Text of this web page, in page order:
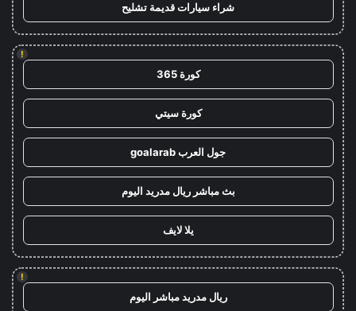
شراء سيارات قديمة تشليح
!
كورة 365
كورة سيتي
جول العرب goalarab
بث مباشر ريال مدريد اليوم
يلا لايف
!
ريال مدريد مباشر اليوم